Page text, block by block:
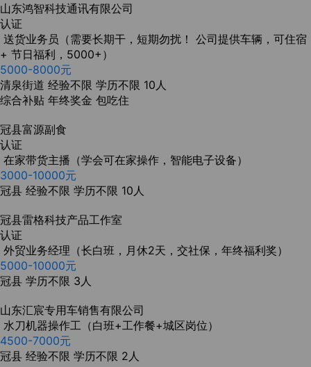
山东鸿智科技通讯有限公司
认证
送货业务员（需要长期干，短期勿扰！ 公司提供车辆，可住宿
+ 节日福利，5000+）
5000-8000元
清泉街道 经验不限 学历不限 10人
综合补贴 年终奖金 包吃住
冠县富源副食
认证
在家带货主播（学会可在家操作，智能电子设备）
3000-10000元
冠县 经验不限 学历不限 10人
冠县雷格科技产品工作室
认证
外贸业务经理（长白班，月休2天，交社保，年终福利奖）
5000-10000元
冠县 学历不限 3人
山东汇宸专用车销售有限公司
水刀机器操作工（白班+工作餐+城区岗位）
4500-7000元
冠县 经验不限 学历不限 2人